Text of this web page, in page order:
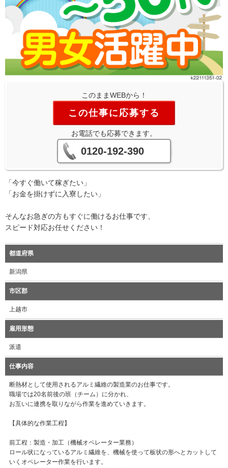
このままWEBから！
この仕事に応募する
お電話でも応募できます。
0120-192-390
「今すぐ働いて稼ぎたい」
「お金を掛けずに入寮したい」
そんなお急ぎの方もすぐに働けるお仕事です、
スピード対応お任せください！
都道府県
新潟県
市区郡
上越市
雇用形態
派遣
仕事内容
断熱材として使用されるアルミ繊維の製造業のお仕事です。
職場では20名前後の班（チーム）に分かれ、
お互いに連携を取りながら作業を進めていきます。
【具体的な作業工程】
前工程：製造・加工（機械オペレーター業務）
ロール状になっているアルミ繊維を、機械を使って板状の形へとカットして
いくオペレーター作業を行います。